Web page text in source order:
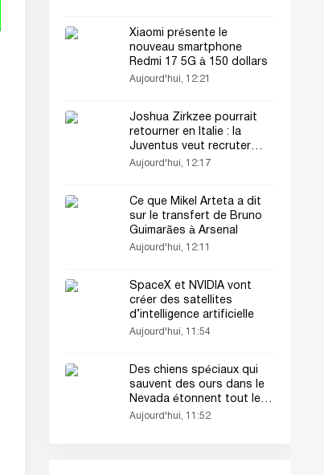
Xiaomi présente le
nouveau smartphone
Redmi 17 5G à 150 dollars
Aujourd'hui, 12:21
Joshua Zirkzee pourrait
retourner en Italie : la
Juventus veut recruter
l'attaquant en prêt
Aujourd'hui, 12:17
Ce que Mikel Arteta a dit
sur le transfert de Bruno
Guimarães à Arsenal
Aujourd'hui, 12:11
SpaceX et NVIDIA vont
créer des satellites
d’intelligence artificielle
Aujourd'hui, 11:54
Des chiens spéciaux qui
sauvent des ours dans le
Nevada étonnent tout le
monde
Aujourd'hui, 11:52